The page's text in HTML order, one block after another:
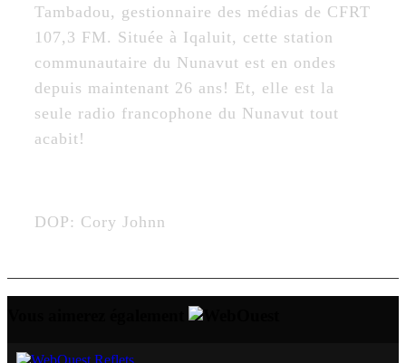
Tambadou, gestionnaire des médias de CFRT
107,3 FM. Située à Iqaluit, cette station
communautaire du Nunavut est en ondes
depuis maintenant 26 ans! Et, elle est la
seule radio francophone du Nunavut tout
acabit!
DOP: Cory Johnn